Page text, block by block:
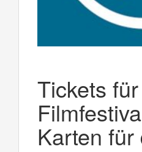
Tickets
Karten für